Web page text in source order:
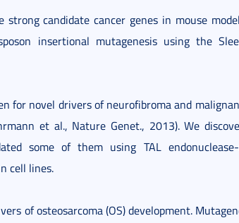
candidate cancer genes in mouse
insertional mutagenesis using the
for novel drivers of neurofibroma and
et al., Nature Genet., 2013). We
some of them using TAL
cell lines.
of osteosarcoma (OS) development.